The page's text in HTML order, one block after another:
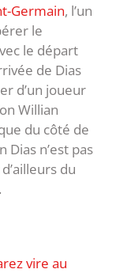
Germain, l’un
le
le départ
de Dias
d’un joueur
Willian
du côté de
n’est pas
du
vire au